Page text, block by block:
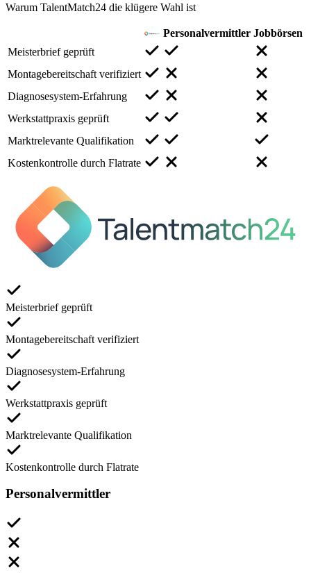
Warum TalentMatch24 die klügere Wahl ist
Personalvermittler Jobbörsen
Meisterbrief geprüft
Montagebereitschaft verifiziert
Diagnosesystem-Erfahrung
Werkstattpraxis geprüft
Marktrelevante Qualifikation
Kostenkontrolle durch Flatrate
Meisterbrief geprüft
Montagebereitschaft verifiziert
Diagnosesystem-Erfahrung
Werkstattpraxis geprüft
Marktrelevante Qualifikation
Kostenkontrolle durch Flatrate
Personalvermittler